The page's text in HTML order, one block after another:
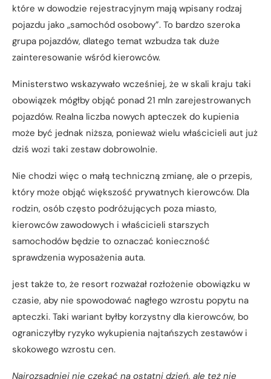
które w dowodzie rejestracyjnym mają wpisany rodzaj
pojazdu jako „samochód osobowy”. To bardzo szeroka
grupa pojazdów, dlatego temat wzbudza tak duże
zainteresowanie wśród kierowców.
Ministerstwo wskazywało wcześniej, że w skali kraju taki
obowiązek mógłby objąć ponad 21 mln zarejestrowanych
pojazdów. Realna liczba nowych apteczek do kupienia
może być jednak niższa, ponieważ wielu właścicieli aut już
dziś wozi taki zestaw dobrowolnie.
Nie chodzi więc o małą techniczną zmianę, ale o przepis,
który może objąć większość prywatnych kierowców. Dla
rodzin, osób często podróżujących poza miasto,
kierowców zawodowych i właścicieli starszych
samochodów będzie to oznaczać konieczność
sprawdzenia wyposażenia auta.
jest także to, że resort rozważał rozłożenie obowiązku w
czasie, aby nie spowodować nagłego wzrostu popytu na
apteczki. Taki wariant byłby korzystny dla kierowców, bo
ograniczyłby ryzyko wykupienia najtańszych zestawów i
skokowego wzrostu cen.
Najrozsądniej nie czekać na ostatni dzień, ale też nie